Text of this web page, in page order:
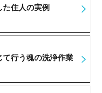
住人の実例
行う魂の洗浄作業